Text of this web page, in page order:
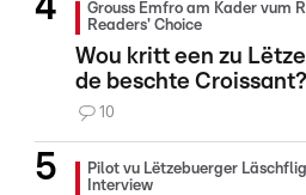
Grouss Ëmfro am Kader vum
Readers' Choice
Wou kritt een zu
de beschte Croissant?
10
Pilot vu Lëtzebuerger
Interview